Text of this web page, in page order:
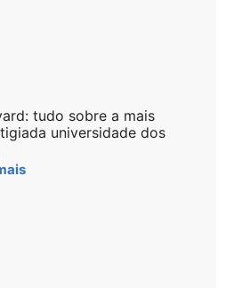
tudo sobre a mais
universidade dos